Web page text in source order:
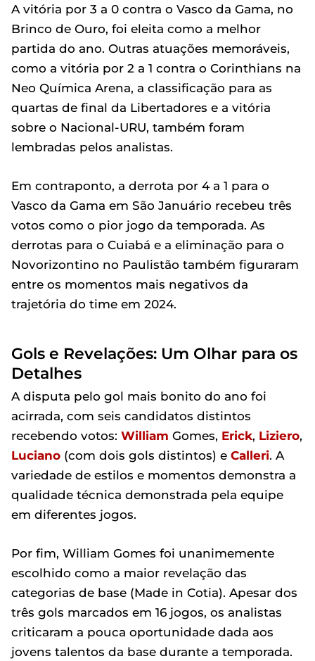
A vitória por 3 a 0 contra o Vasco da Gama, no
Brinco de Ouro, foi eleita como a melhor
partida do ano. Outras atuações memoráveis,
como a vitória por 2 a 1 contra o Corinthians na
Neo Química Arena, a classificação para as
quartas de final da Libertadores e a vitória
sobre o Nacional-URU, também foram
lembradas pelos analistas.
Em contraponto, a derrota por 4 a 1 para o
Vasco da Gama em São Januário recebeu três
votos como o pior jogo da temporada. As
derrotas para o Cuiabá e a eliminação para o
Novorizontino no Paulistão também figuraram
entre os momentos mais negativos da
trajetória do time em 2024.
Gols e Revelações: Um Olhar para os
Detalhes
A disputa pelo gol mais bonito do ano foi
acirrada, com seis candidatos distintos
recebendo votos: William Gomes, Erick, Liziero,
Luciano (com dois gols distintos) e Calleri. A
variedade de estilos e momentos demonstra a
qualidade técnica demonstrada pela equipe
em diferentes jogos.
Por fim, William Gomes foi unanimemente
escolhido como a maior revelação das
categorias de base (Made in Cotia). Apesar dos
três gols marcados em 16 jogos, os analistas
criticaram a pouca oportunidade dada aos
jovens talentos da base durante a temporada.